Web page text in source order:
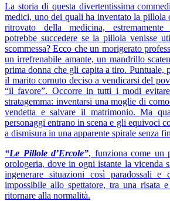
La storia di questa divertentissima
medici, uno dei quali ha inventato la pillola
ritrovato della medicina,
potrebbe succedere se la pillola venisse
scommessa? Ecco che un morigerato
un irrefrenabile amante, un mandrillo
prima donna che gli capita a tiro. Puntuale,
il marito cornuto deciso a vendicarsi del
“il favore”. Occorre in tutti i modi
stratagemma: inventarsi una moglie di
vendetta e salvare il matrimonio. Ma
personaggi entrano in scena e gli equivoci
a dismisura in una apparente spirale senza
“Le Pillole d’Ercole”, funziona come un
orologeria, dove in ogni istante la vicenda
ingenerare situazioni così paradossali e
impossibile allo spettatore, tra una risata
ritornare alla normalità.